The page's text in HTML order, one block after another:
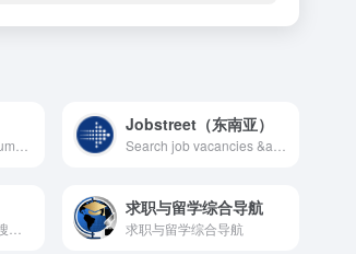
Jobstreet（东南亚）
求职与留学综合导航
求职与留学综合导航